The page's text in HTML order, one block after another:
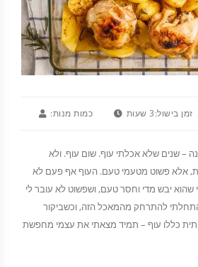
זמן בישול:3 שעות כמות מנות:
– שנים שלא אכלתי עוף. שום עוף. ולא
אלא פשוט מטעמי טעם. העוף אף פעם לא
שהוא יבש מדי וחסר טעם, ושפשוט לא עובר לי
להתרחק מהמאכל הזה, וכשביקור
כללו עוף – תמיד מצאתי את עצמי מחפשת